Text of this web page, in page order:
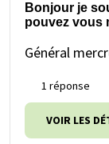
Bonjour je
pouvez vous
Général
1 réponse
VOIR LES